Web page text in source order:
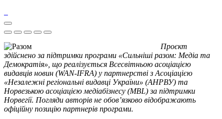
Проєкт
здійснено за підтримки програми «Сильніші разом: Медіа та
Демократія», що реалізується Всесвітньою асоціацією
видавців новин (WAN-IFRA) у партнерстві з Асоціацією
«Незалежні регіональні видавці України» (АНРВУ) та
Норвезькою асоціацією медіабізнесу (MBL) за підтримки
Норвегії. Погляди авторів не обов’язково відображають
офіційну позицію партнерів програми.